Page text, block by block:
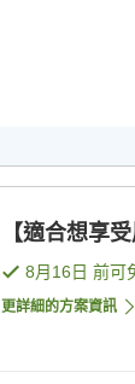
【適合想享
8月16日 前可
更詳細的方案資訊